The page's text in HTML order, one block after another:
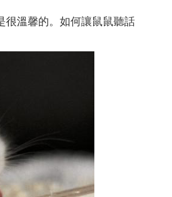
很溫馨的。如何讓鼠鼠聽話